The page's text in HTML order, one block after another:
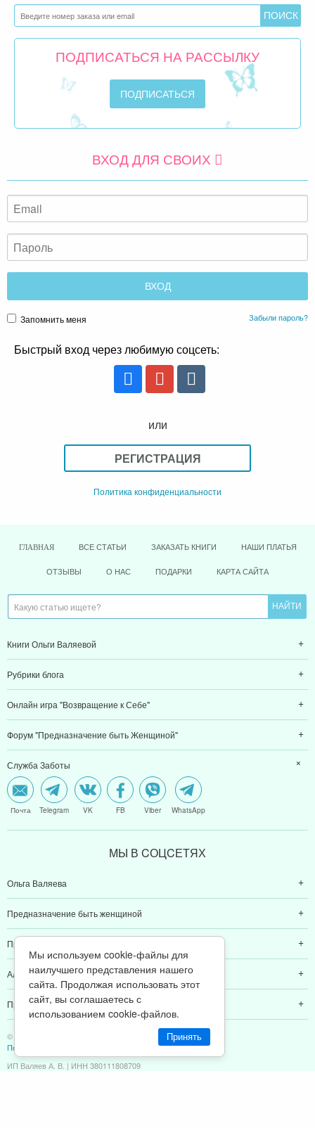
ПОДПИСАТЬСЯ НА РАССЫЛКУ
ВХОД ДЛЯ СВОИХ
Запомнить меня Забыли пароль?
Быстрый вход через любимую соцсеть:
или
РЕГИСТРАЦИЯ
Политика конфиденциальности
ГЛАВНАЯ ВСЕ СТАТЬИ ЗАКАЗАТЬ КНИГИ НАШИ ПЛАТЬЯ
ОТЗЫВЫ О НАС ПОДАРКИ КАРТА САЙТА
Книги Ольги Валяевой
Рубрики блога
Онлайн игра "Возвращение к Себе"
Форум "Предназначение быть Женщиной"
Служба Заботы
Почта Telegram VK FB Viber WhatsApp
МЫ В CОЦCЕТЯХ
Ольга Валяева
Предназначение быть женщиной
Предназначение быть мамой
Алексей Валяев
Предназначение быть папой
© 2011-2026 Предназначение быть Женщиной
Политика конфиденциальности
ИП Валяев А. В. | ИНН 380111808709
Мы используем cookie-файлы для
наилучшего представления нашего
сайта. Продолжая использовать этот
сайт, вы соглашаетесь с
использованием cookie-файлов.
Принять